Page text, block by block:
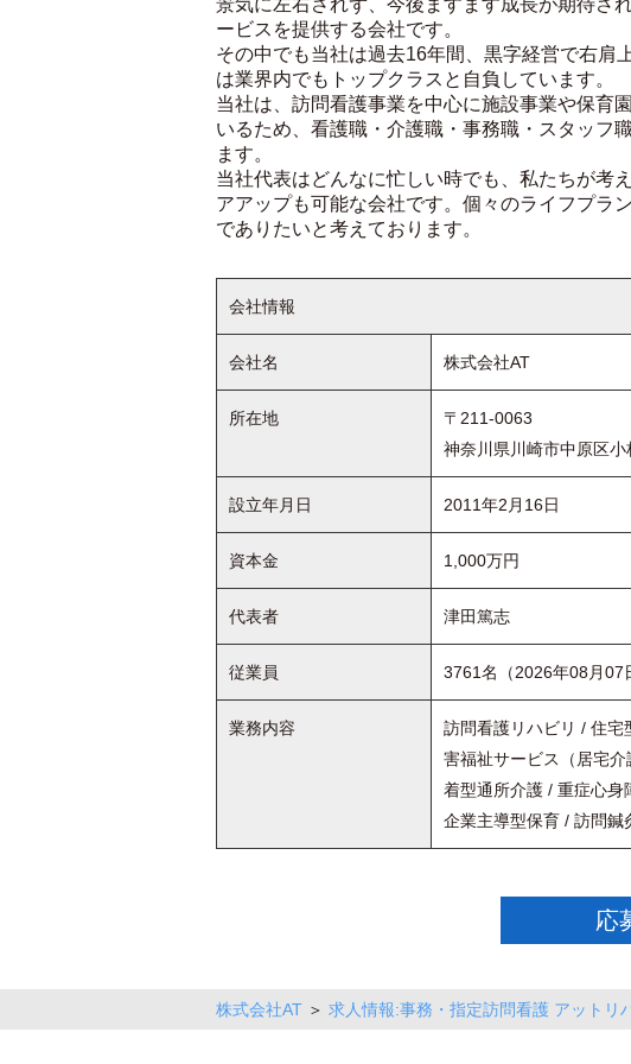
景気に左右されず、今後ますます成長が期待さ
ービスを提供する会社です。
その中でも当社は過去16年間、黒字経営で右肩
は業界内でもトップクラスと自負しています。
当社は、訪問看護事業を中心に施設事業や保育
いるため、看護職・介護職・事務職・スタッフ
ます。
当社代表はどんなに忙しい時でも、私たちが考
アアップも可能な会社です。個々のライフプラ
でありたいと考えております。
会社情報
会社名 株式会社AT
所在地
〒211-0063
神奈川県川崎市中原区
設立年月日 2011年2月16日
資本金 1,000万円
代表者 津田篤志
従業員 3761名（2026年08月07
業務内容
訪問看護リハビリ / 住
害福祉サービス（居宅
着型通所介護 / 重症心身
企業主導型保育 / 訪問鍼
応
株式会社AT ＞ 求人情報:事務・指定訪問看護 アットリ